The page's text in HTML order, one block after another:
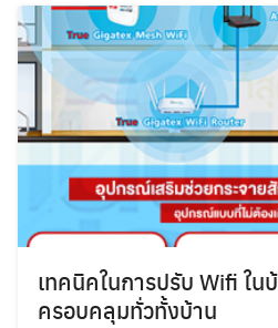
เทคนิคในการปรับ Wifi ใ
ครอบคลุมทั่วทั้งบ้าน